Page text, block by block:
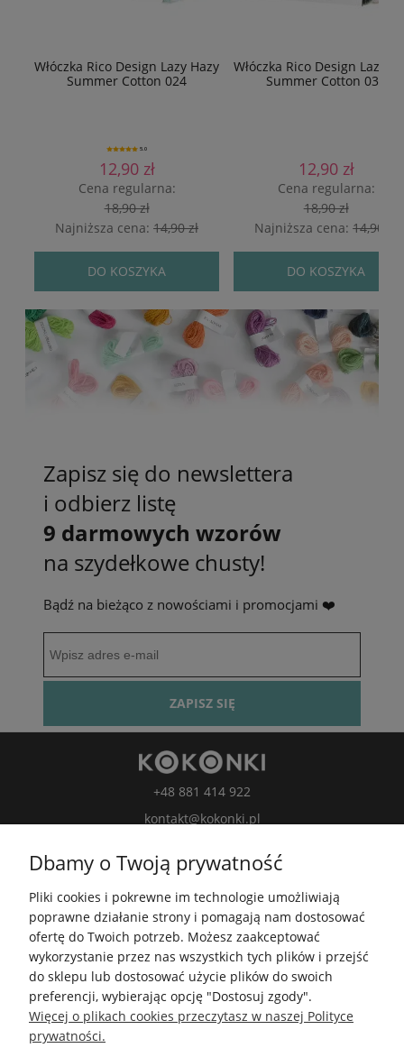
Włóczka Rico Design Lazy Hazy
Summer Cotton 024
5.0
12,90 zł
Cena regularna:
18,90 zł
Najniższa cena:14,90 zł
DO KOSZYKA
Włóczka Rico Design Lazy
Summer Cotton 036
12,90 zł
Cena regularna:
18,90 zł
Najniższa cena:14,90 zł
DO KOSZYKA
Zapisz się do newslettera
i odbierz listę
9 darmowych wzorów
na szydełkowe chusty!
Bądź na bieżąco z nowościami i promocjami ❤️
ZAPISZ SIĘ
+48 881 414 922
kontakt@kokonki.pl
kokonki.motki
Kokonki.motki
Grupa FB
5.0
Średnia ocena kokonki.pl
Na podstawie 148 245opiniiz całego okresu
Dbamy o Twoją prywatność
Pliki cookies i pokrewne im technologie umożliwiają
poprawne działanie strony i pomagają nam dostosować
ofertę do Twoich potrzeb. Możesz zaakceptować
wykorzystanie przez nas wszystkich tych plików i przejść
do sklepu lub dostosować użycie plików do swoich
preferencji, wybierając opcję "Dostosuj zgody".
Więcej o plikach cookies przeczytasz w naszej Polityce
prywatności.